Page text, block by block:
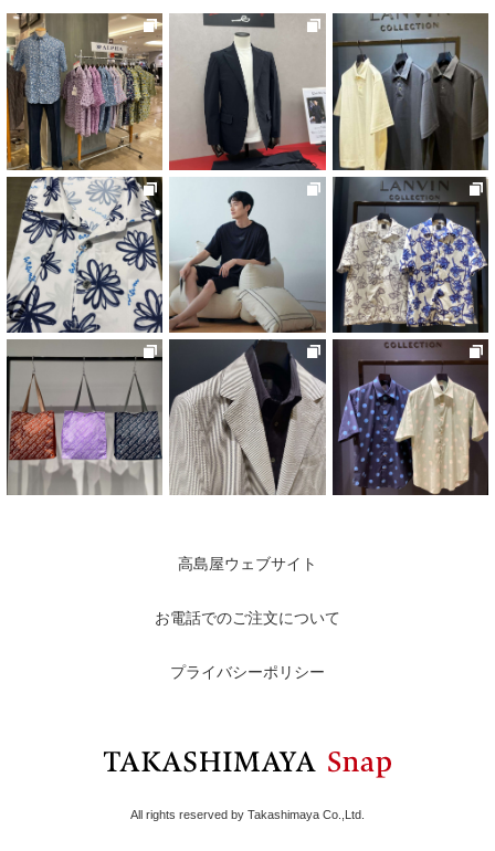
高島屋ウェブサイト
お電話でのご注文について
プライバシーポリシー
All rights reserved by Takashimaya Co.,Ltd.